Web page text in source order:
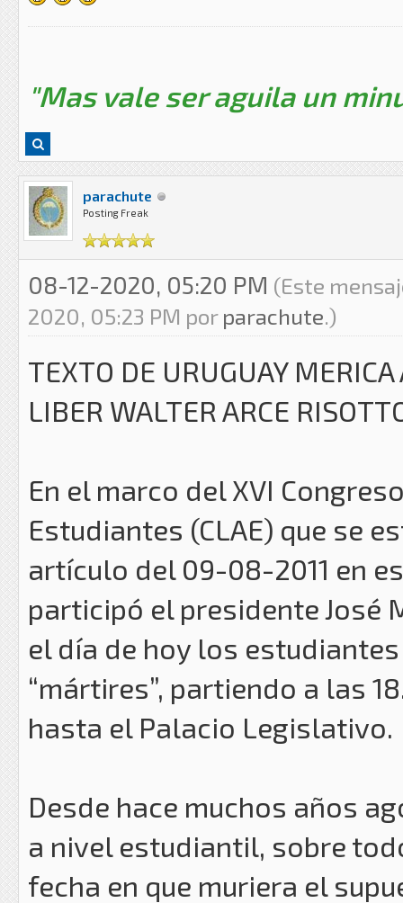
"Mas vale ser aguila un
parachute
Posting Freak
08-12-2020, 05:20 PM (Este
2020, 05:23 PM por parachute.)
TEXTO DE URUGUAY
LIBER WALTER ARCE
En el marco del XVI
Estudiantes (CLAE) que se
artículo del 09-08-2011 en
participó el presidente José
el día de hoy los
“mártires”, partiendo a las
hasta el Palacio Legislativo.
Desde hace muchos años
a nivel estudiantil, sobre
fecha en que muriera el